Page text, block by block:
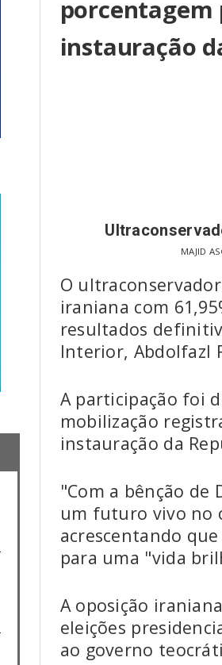
porcentagem
instauração
MAJID
O
iraniana com
resultados
Interior, Abdolfazl
A participação foi
mobilização
instauração da
"Com a bênção de
um futuro vivo no
acrescentando
para uma "vida
A oposição
eleições
ao governo